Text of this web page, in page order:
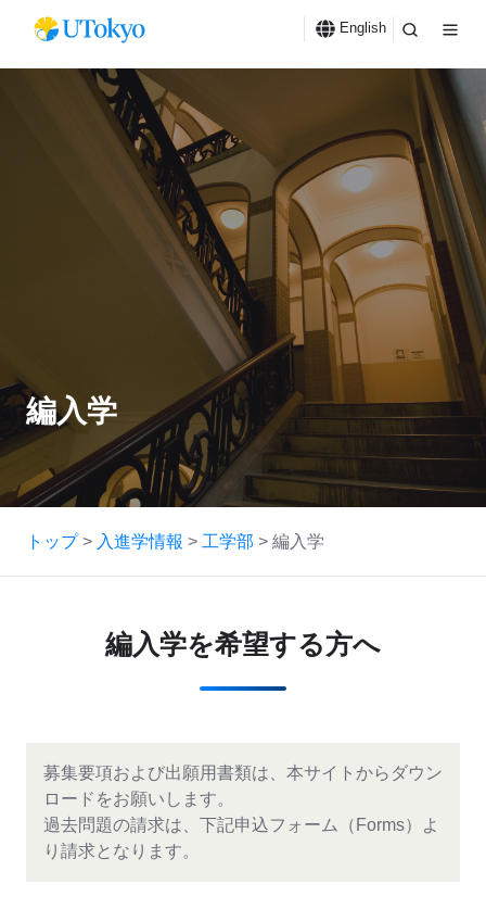
English
編入学
トップ> 入進学情報 > 工学部 > 編入学
編入学を希望する方へ
募集要項および出願用書類は、本サイトからダウン
ロードをお願いします。
過去問題の請求は、下記申込フォーム（Forms）よ
り請求となります。